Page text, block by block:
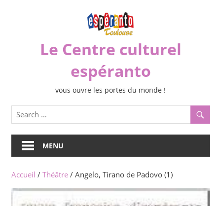
Le Centre culturel
espéranto
vous ouvre les portes du monde !
MENU
Accueil / Théâtre/ Angelo, Tirano de Padovo (1)